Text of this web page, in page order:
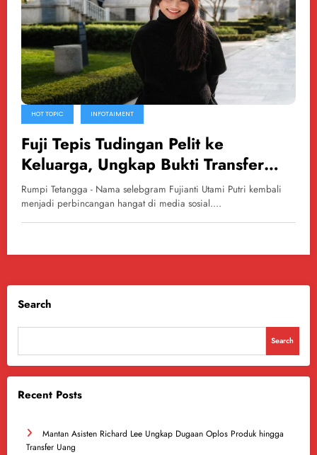
HOT TOPIC INFOTAIMENT
Fuji Tepis Tudingan Pelit ke
Keluarga, Ungkap Bukti Transfer
Fantastis untuk Orangtua
Rumpi Tetangga - Nama selebgram Fujianti Utami Putri kembali
menjadi perbincangan hangat di media sosial.…
Search
Search
Recent Posts
Mantan Asisten Richard Lee Ungkap Dugaan Oplos Produk hingga
Transfer Uang